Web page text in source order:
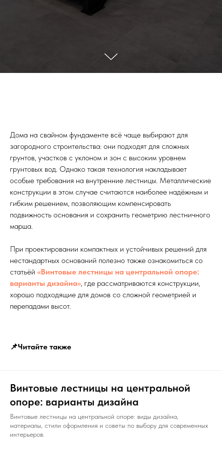
Дома на свайном фундаменте всё чаще выбирают для
загородного строительства: они подходят для сложных
грунтов, участков с уклоном и зон с высоким уровнем
грунтовых вод. Однако такая технология накладывает
особые требования на внутренние лестницы. Металлические
конструкции в этом случае считаются наиболее надёжным и
гибким решением, позволяющим компенсировать
подвижность основания и сохранить геометрию лестничного
марша.
При проектировании компактных и устойчивых решений для
нестандартных оснований полезно также ознакомиться со
статьёй «Винтовые лестницы на центральной опоре:
варианты дизайна», где рассматриваются конструкции,
хорошо подходящие для домов со сложной геометрией и
перепадами высот.
📌Читайте также
Винтовые лестницы на центральной
опоре: варианты дизайна
Винтовые лестницы на центральной опоре: виды дизайна,
материалы, стили оформления и советы по выбору для современных
интерьеров.